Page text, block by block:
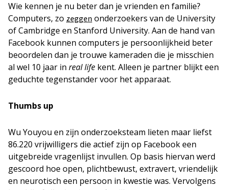
Wie kennen je nu beter dan je vrienden en familie?
Computers, zo zeggen onderzoekers van de University
of Cambridge en Stanford University. Aan de hand van
Facebook kunnen computers je persoonlijkheid beter
beoordelen dan je trouwe kameraden die je misschien
al wel 10 jaar in real life kent. Alleen je partner blijkt een
geduchte tegenstander voor het apparaat.
Thumbs up
Wu Youyou en zijn onderzoeksteam lieten maar liefst
86.220 vrijwilligers die actief zijn op Facebook een
uitgebreide vragenlijst invullen. Op basis hiervan werd
gescoord hoe open, plichtbewust, extravert, vriendelijk
en neurotisch een persoon in kwestie was. Vervolgens